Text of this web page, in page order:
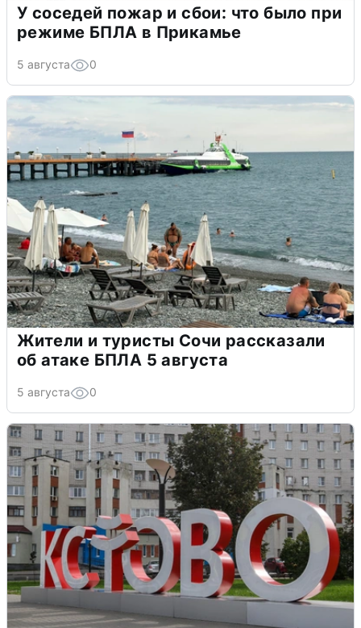
У соседей пожар и сбои: что было при
режиме БПЛА в Прикамье
5 августа 0
Жители и туристы Сочи рассказали
об атаке БПЛА 5 августа
5 августа 0